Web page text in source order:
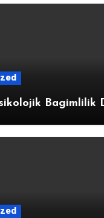
Bagimlilik